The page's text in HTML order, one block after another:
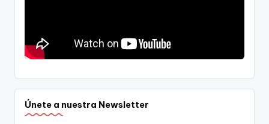
Únete a nuestra Newsletter